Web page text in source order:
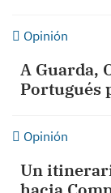
Opinión
A Guarda,
Portugués
Opinión
Un